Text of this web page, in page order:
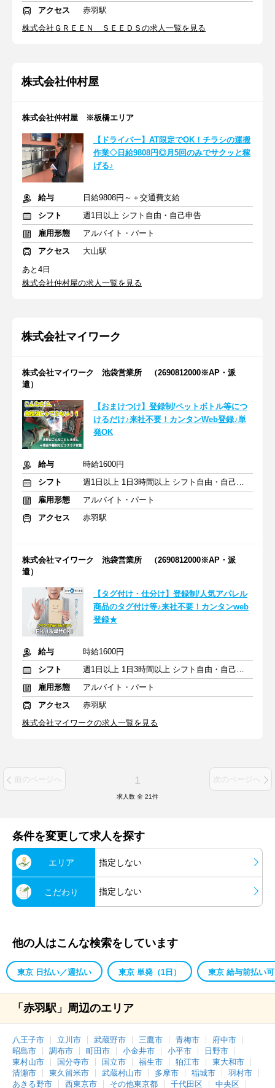
アクセス
赤羽駅
株式会社ＧＲＥＥＮ ＳＥＥＤＳの求人一覧を見る
株式会社仲村屋
株式会社仲村屋 ※板橋エリア
【ドライバー】AT限定でOK！チラシの運搬
作業◇日給9808円◎月5回のみでサクッと稼
げる♪
給与
日給9808円～＋交通費支給
シフト
週1日以上 シフト自由・自己申告
雇用形態
アルバイト・パート
アクセス
大山駅
あと4日
株式会社仲村屋の求人一覧を見る
株式会社マイワーク
株式会社マイワーク 池袋営業所 （2690812000※AP・派
遣）
【おまけつけ】登録制/ペットボトル等につ
けるだけ♪来社不要！カンタンWeb登録♪単
発OK
給与
時給1600円
シフト
週1日以上 1日3時間以上 シフト自由・自己申告
雇用形態
アルバイト・パート
アクセス
赤羽駅
株式会社マイワーク 池袋営業所 （2690812000※AP・派
遣）
【タグ付け・仕分け】登録制/人気アパレル
商品のタグ付け等♪来社不要！カンタンweb
登録★
給与
時給1600円
シフト
週1日以上 1日3時間以上 シフト自由・自己申告
雇用形態
アルバイト・パート
アクセス
赤羽駅
株式会社マイワークの求人一覧を見る
前のページへ 1 次のページへ
求人数 全 21件
条件を変更して求人を探す
エリア 指定しない
こだわり 指定しない
他の人はこんな検索をしています
東京 日払い／週払い 東京 単発（1日） 東京 給与前払い可
「赤羽駅」周辺のエリア
八王子市 立川市 武蔵野市 三鷹市 青梅市
府中市
昭島市
調布市 町田市 小金井市 小平市
日野市
東村山市
国分寺市 国立市 福生市 狛江市
東大和市
清瀬市
東久留米市 武蔵村山市 多摩市 稲城市
羽村市
あきる野市
西東京市 その他東京都 千代田区 中央区